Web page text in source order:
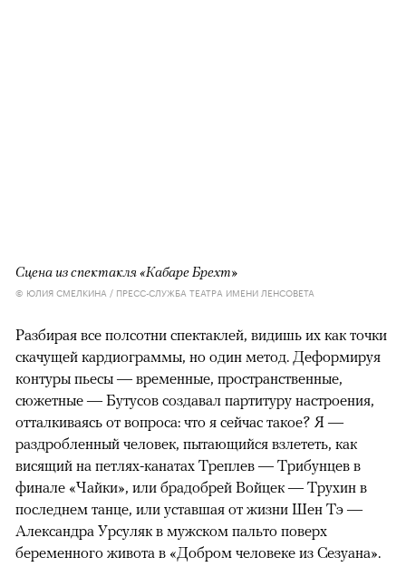
Сцена из спектакля «Кабаре Брехт»
© ЮЛИЯ СМЕЛКИНА / ПРЕСС-СЛУЖБА ТЕАТРА ИМЕНИ ЛЕНСОВЕТА
Разбирая все полсотни спектаклей, видишь их как точки
скачущей кардиограммы, но один метод. Деформируя
контуры пьесы — временные, пространственные,
сюжетные — Бутусов создавал партитуру настроения,
отталкиваясь от вопроса: что я сейчас такое? Я —
раздробленный человек, пытающийся взлететь, как
висящий на петлях-канатах Треплев — Трибунцев в
финале «Чайки», или брадобрей Войцек — Трухин в
последнем танце, или уставшая от жизни Шен Тэ —
Александра Урсуляк в мужском пальто поверх
беременного живота в «Добром человеке из Сезуана».